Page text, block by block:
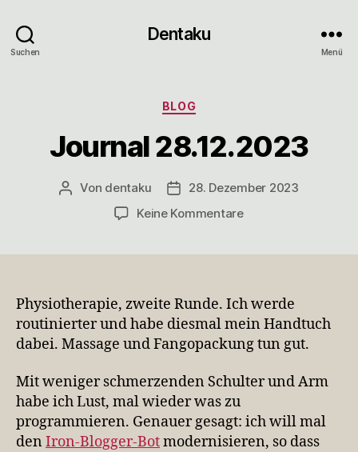
Suchen
Dentaku
Menü
Kategorien
BLOG
Journal 28.12.2023
Beitragsautor
Von dentaku Veröffentlichungsdatum
28. Dezember 2023
Keine Kommentarezu
Physiotherapie, zweite Runde. Ich werde
routinierter und habe diesmal mein Handtuch
dabei. Massage und Fangopackung tun gut.
Mit weniger schmerzenden Schulter und Arm
habe ich Lust, mal wieder was zu
programmieren. Genauer gesagt: ich will mal
den Iron-Blogger-Botmodernisieren, so dass